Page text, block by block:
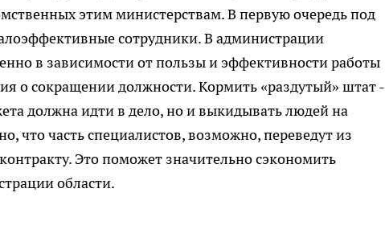
этим министерствам. В первую очередь под
сотрудники. В администрации
в зависимости от пользы и эффективности работы
о сокращении должности. Кормить «раздутый» штат -
должна идти в дело, но и выкидывать людей на
что часть специалистов, возможно, переведут из
Это поможет значительно сэкономить
области.